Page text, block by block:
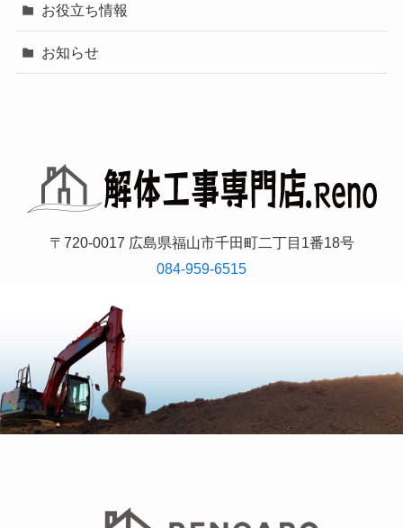
お役立ち情報
お知らせ
〒720-0017 広島県福山市千田町二丁目1番18号
084-959-6515